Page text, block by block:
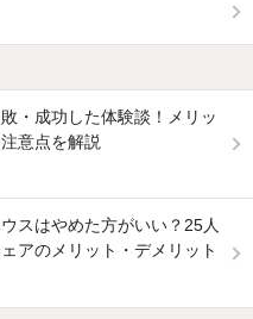
・成功した体験談！メリッ
意点を解説
スはやめた方がいい？25人
アのメリット・デメリット